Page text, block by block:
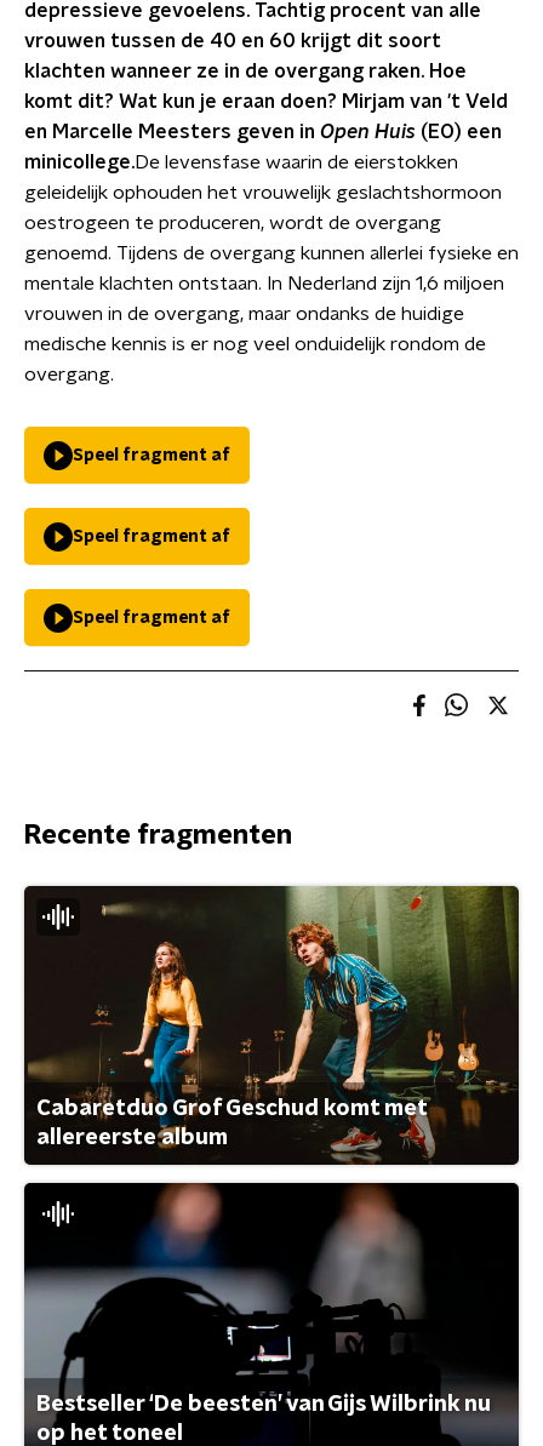
depressieve gevoelens. Tachtig procent van alle
vrouwen tussen de 40 en 60 krijgt dit soort
klachten wanneer ze in de overgang raken. Hoe
komt dit? Wat kun je eraan doen? Mirjam van 't Veld
en Marcelle Meesters geven in Open Huis (EO) een
minicollege.De levensfase waarin de eierstokken
geleidelijk ophouden het vrouwelijk geslachtshormoon
oestrogeen te produceren, wordt de overgang
genoemd. Tijdens de overgang kunnen allerlei fysieke en
mentale klachten ontstaan. In Nederland zijn 1,6 miljoen
vrouwen in de overgang, maar ondanks de huidige
medische kennis is er nog veel onduidelijk rondom de
overgang.
Speel fragment af
Speel fragment af
Speel fragment af
Recente fragmenten
Cabaretduo Grof Geschud komt met
allereerste album
Bestseller ‘De beesten’ van Gijs Wilbrink nu
op het toneel